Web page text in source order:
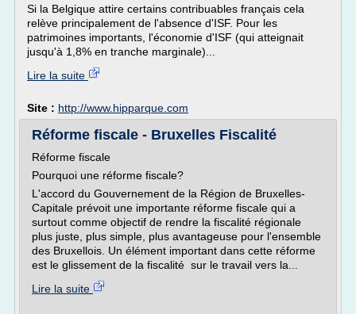
Si la Belgique attire certains contribuables français cela
relève principalement de l'absence d'ISF. Pour les
patrimoines importants, l'économie d'ISF (qui atteignait
jusqu'à 1,8% en tranche marginale)...
Lire la suite
Site : http://www.hipparque.com
Réforme fiscale - Bruxelles Fiscalité
Réforme fiscale
Pourquoi une réforme fiscale?
L'accord du Gouvernement de la Région de Bruxelles-
Capitale prévoit une importante réforme fiscale qui a
surtout comme objectif de rendre la fiscalité régionale
plus juste, plus simple, plus avantageuse pour l'ensemble
des Bruxellois. Un élément important dans cette réforme
est le glissement de la fiscalité sur le travail vers la...
Lire la suite